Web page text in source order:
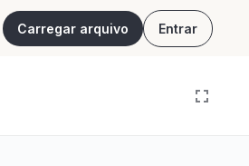
Carregar arquivo Entrar